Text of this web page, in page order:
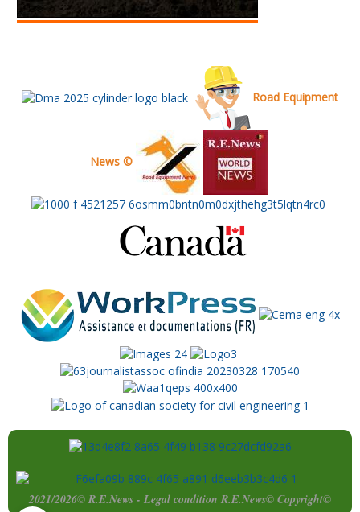
Road Equipment
News ©
2021/2026© R.E.News - Legal condition R.E.News© Copyright©